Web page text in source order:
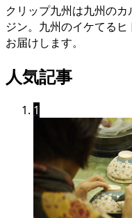
クリップ九州は九州の
ジン。九州のイケてる
お届けします。
人気記事
1